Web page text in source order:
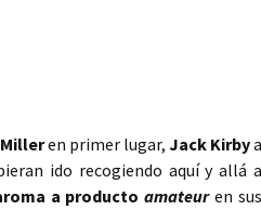
en primer lugar, Jack Kirbya
ido recogiendo aquí y allá a
a productoamateuren sus